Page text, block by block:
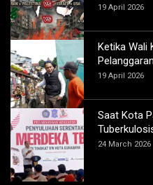
19 April 2026
Ketika Wali
19 April 2026
Saat Kota
24 March 2026